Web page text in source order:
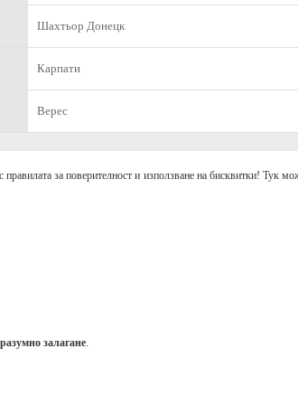
Шахтьор Донецк
Карпати
Верес
за поверителност и използване на бисквитки! Тук
залагане.